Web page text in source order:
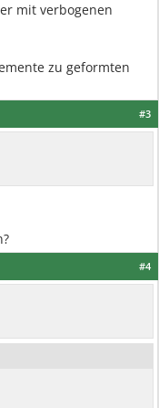
mit verbogenen
zu geformten
#3
#4